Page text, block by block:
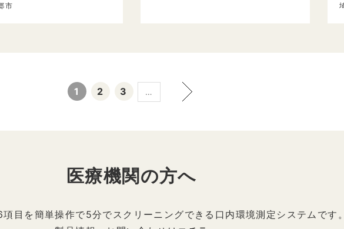
市
1 2 3 …
医療機関の方へ
目を簡単操作で5分でスクリーニングできる口内環境測定システムです。